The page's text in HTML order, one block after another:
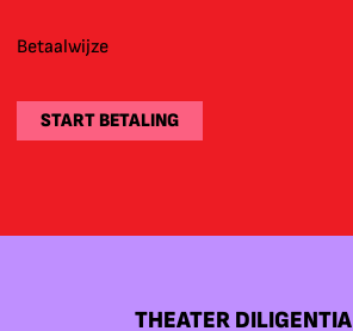
Betaalwijze
START BETALING
THEATER DILIGENTIA